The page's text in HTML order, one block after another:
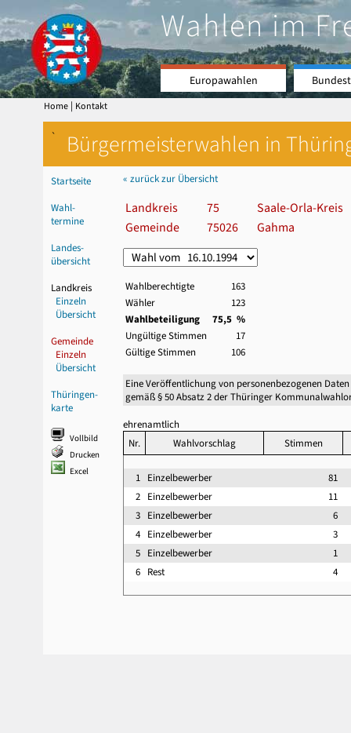
Wahlen im
Europawahlen
Home | Kontakt
` Bürgermeisterwahlen in
Startseite
Wahl-
termine
Landes-
übersicht
Landkreis
Einzeln
Übersicht
Gemeinde
Einzeln
Übersicht
Thüringen-
karte
Vollbild
Drucken
Excel
« zurück zur Übersicht
Landkreis 75
Saale-Orla-Kreis
Gemeinde
75026 Gahma
Wahlberechtigte
163
Wähler
123
Wahlbeteiligung
75,5 %
Ungültige Stimmen
17
Gültige Stimmen
106
Eine Veröffentlichung von personenbezogenen
gemäß § 50 Absatz 2 der Thüringer
ehrenamtlich
Nr.
Wahlvorschlag Stimmen
1 Einzelbewerber
81
2 Einzelbewerber
11
3 Einzelbewerber
6
4 Einzelbewerber
3
5 Einzelbewerber
1
6 Rest 4